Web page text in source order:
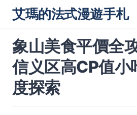
艾瑪的法式漫遊手札
象山美食平價全
信义区高CP值小
度探索